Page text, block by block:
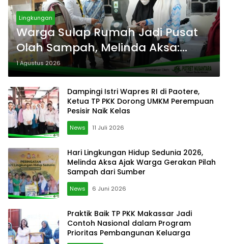
Lingkungan
Warga Sulap Rumah Jadi Pusat
Olah Sampah, Melinda Aksa:
Semakin Banyak yang Bergerak,
Semakin Ringan Beban Kota
1 Agustus 2026
Dampingi Istri Wapres RI di Paotere,
Ketua TP PKK Dorong UMKM Perempuan
Pesisir Naik Kelas
News 11 Juli 2026
Hari Lingkungan Hidup Sedunia 2026,
Melinda Aksa Ajak Warga Gerakan Pilah
Sampah dari Sumber
News 6 Juni 2026
Praktik Baik TP PKK Makassar Jadi
Contoh Nasional dalam Program
Prioritas Pembangunan Keluarga